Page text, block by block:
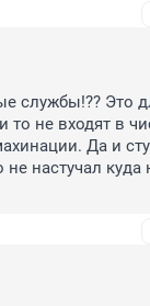
службы!?? Это
то не входят в
Да и
настучал куда